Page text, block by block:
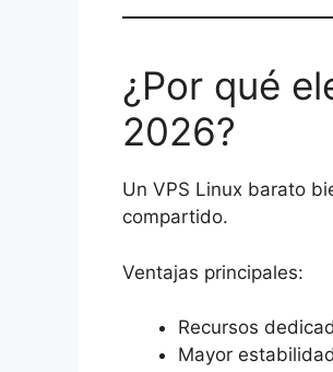
¿Por qué
2026?
Un VPS Linux barato
compartido.
Ventajas principales:
Recursos
Mayor